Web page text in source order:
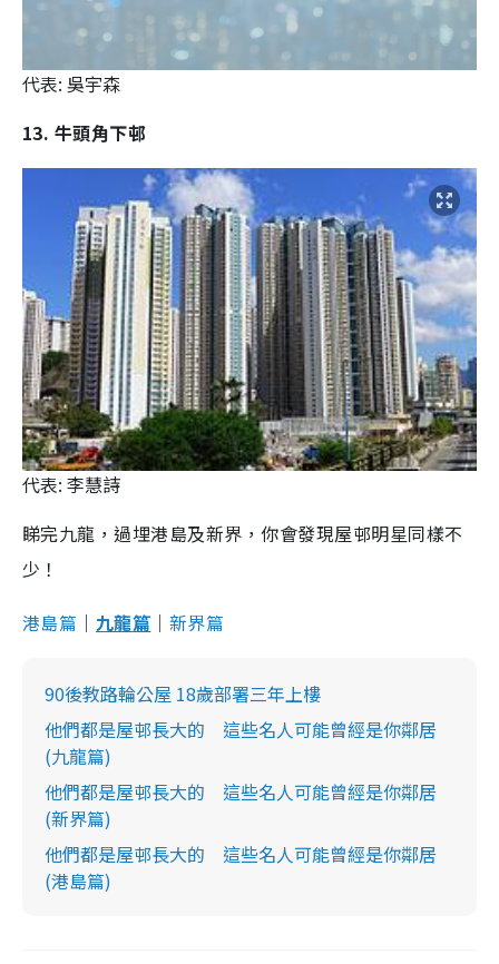
代表: 吳宇森
13. 牛頭角下邨
代表: 李慧詩
睇完九龍，過埋港島及新界，你會發現屋邨明星同樣不
少！
港島篇 │ 九龍篇 │ 新界篇
90後教路輪公屋 18歲部署三年上樓
他們都是屋邨長大的 這些名人可能曾經是你鄰居
(九龍篇)
他們都是屋邨長大的 這些名人可能曾經是你鄰居
(新界篇)
他們都是屋邨長大的 這些名人可能曾經是你鄰居
(港島篇)